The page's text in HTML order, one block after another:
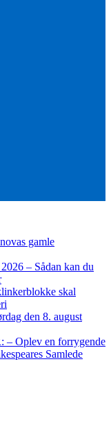
gamle
– Sådan kan du
skal
den 8. august
Oplev en forrygende
Samlede